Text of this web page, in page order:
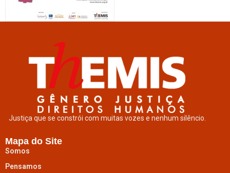
Justiça que se constrói com muitas vozes e nenhum silêncio.
Mapa do Site
Somos
Pensamos